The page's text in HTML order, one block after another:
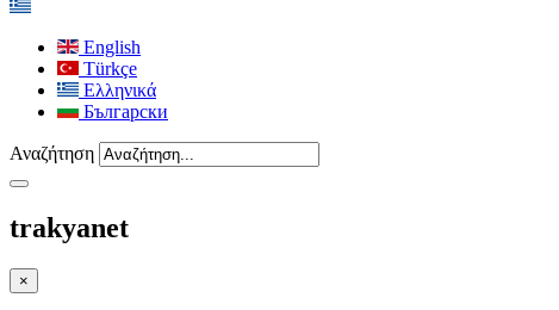
English
Türkçe
Ελληνικά
Български
Αναζήτηση
trakyanet
×